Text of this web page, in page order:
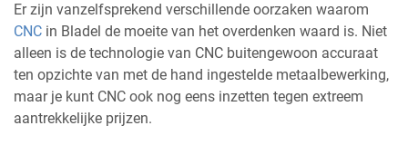
Er zijn vanzelfsprekend verschillende oorzaken waarom
CNC in Bladel de moeite van het overdenken waard is. Niet
alleen is de technologie van CNC buitengewoon accuraat
ten opzichte van met de hand ingestelde metaalbewerking,
maar je kunt CNC ook nog eens inzetten tegen extreem
aantrekkelijke prijzen.